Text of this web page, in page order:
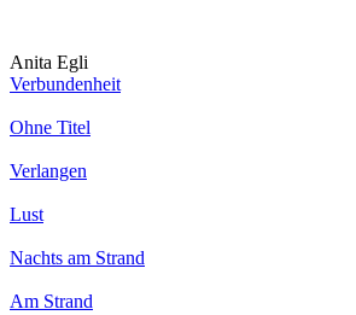
Anita Egli
Verbundenheit
Ohne Titel
Verlangen
Lust
Nachts am Strand
Am Strand